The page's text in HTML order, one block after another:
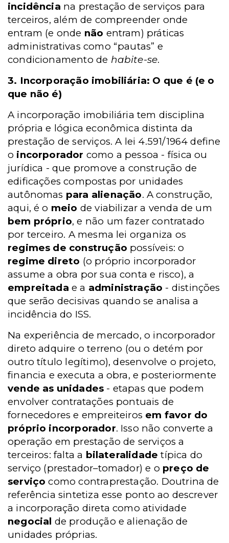
incidência na prestação de serviços para
terceiros, além de compreender onde
entram (e onde não entram) práticas
administrativas como “pautas” e
condicionamento de habite-se.
3. Incorporação imobiliária: O que é (e o
que não é)
A incorporação imobiliária tem disciplina
própria e lógica econômica distinta da
prestação de serviços. A lei 4.591/1964 define
o incorporador como a pessoa - física ou
jurídica - que promove a construção de
edificações compostas por unidades
autônomas para alienação. A construção,
aqui, é o meio de viabilizar a venda de um
bem próprio, e não um fazer contratado
por terceiro. A mesma lei organiza os
regimes de construção possíveis: o
regime direto (o próprio incorporador
assume a obra por sua conta e risco), a
empreitada e a administração - distinções
que serão decisivas quando se analisa a
incidência do ISS.
Na experiência de mercado, o incorporador
direto adquire o terreno (ou o detém por
outro título legítimo), desenvolve o projeto,
financia e executa a obra, e posteriormente
vende as unidades - etapas que podem
envolver contratações pontuais de
fornecedores e empreiteiros em favor do
próprio incorporador. Isso não converte a
operação em prestação de serviços a
terceiros: falta a bilateralidade típica do
serviço (prestador–tomador) e o preço de
serviço como contraprestação. Doutrina de
referência sintetiza esse ponto ao descrever
a incorporação direta como atividade
negocial de produção e alienação de
unidades próprias.